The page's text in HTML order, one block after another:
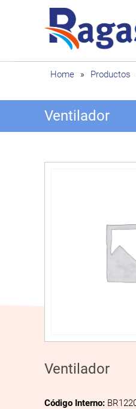
Home » Productos
Ventilador
Ventilador
Código Interno: